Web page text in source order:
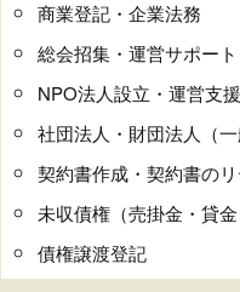
商業登記・企業法務
総会招集・運営サポート
NPO法人設立・運営支援
社団法人・財団法人（
契約書作成・契約書の
未収債権（売掛金・貸
債権譲渡登記